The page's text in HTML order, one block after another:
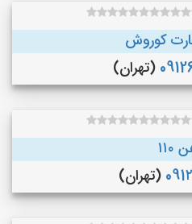
کوروش
(تهران)
(تهران)